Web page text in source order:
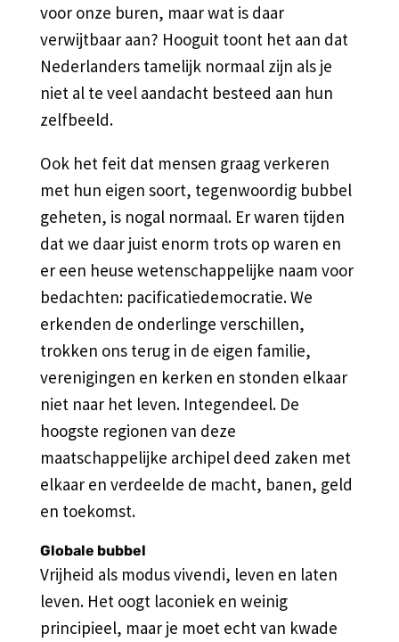
voor onze buren, maar wat is daar
verwijtbaar aan? Hooguit toont het aan dat
Nederlanders tamelijk normaal zijn als je
niet al te veel aandacht besteed aan hun
zelfbeeld.
Ook het feit dat mensen graag verkeren
met hun eigen soort, tegenwoordig bubbel
geheten, is nogal normaal. Er waren tijden
dat we daar juist enorm trots op waren en
er een heuse wetenschappelijke naam voor
bedachten: pacificatiedemocratie. We
erkenden de onderlinge verschillen,
trokken ons terug in de eigen familie,
verenigingen en kerken en stonden elkaar
niet naar het leven. Integendeel. De
hoogste regionen van deze
maatschappelijke archipel deed zaken met
elkaar en verdeelde de macht, banen, geld
en toekomst.
Globale bubbel
Vrijheid als modus vivendi, leven en laten
leven. Het oogt laconiek en weinig
principieel, maar je moet echt van kwade